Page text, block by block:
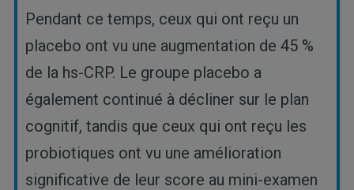
Pendant ce temps, ceux qui ont reçu un
placebo ont vu une augmentation de 45 %
de la hs-CRP. Le groupe placebo a
également continué à décliner sur le plan
cognitif, tandis que ceux qui ont reçu les
probiotiques ont vu une amélioration
significative de leur score au mini-examen